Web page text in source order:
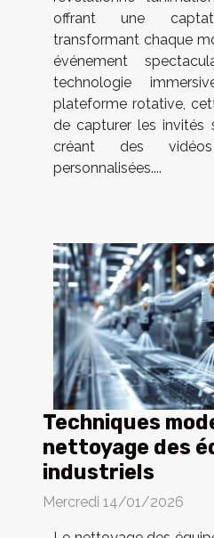
offrant une
transformant chaque
événement
technologie
plateforme rotative,
de capturer les invités
créant des
personnalisées....
Techniques
nettoyage des
industriels
Mercredi 14/01/2026